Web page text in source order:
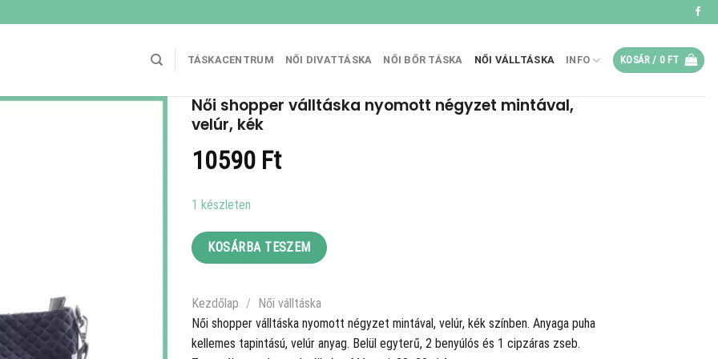
TÁSKACENTRUM NŐI DIVATTÁSKA NŐI BŐR TÁSKA NŐI VÁLLTÁSKA INFO KOSÁR / 0 FT
Női shopper válltáska nyomott négyzet mintával,
velúr, kék
10590 Ft
1 készleten
KOSÁRBA TESZEM
Kezdőlap / Női válltáska
Női shopper válltáska nyomott négyzet mintával, velúr, kék színben. Anyaga puha
kellemes tapintású, velúr anyag. Belül egyterű, 2 benyúlós és 1 cipzáras zseb.